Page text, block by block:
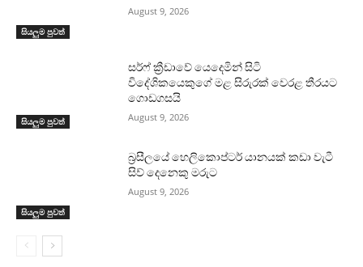
සියලුම පුවත්
August 9, 2026
සියලුම පුවත්
සර්ෆ් ක්‍රීඩාවේ යෙදෙමින් සිටි
විදේශිකයෙකුගේ මළ සිරුරක් වෙරළ තීරයට
ගොඩගසයි
August 9, 2026
සියලුම පුවත්
බ්‍රසීලයේ හෙලිකොප්ටර් යානයක් කඩා වැටී
සිව් දෙනෙකු මරුට
August 9, 2026